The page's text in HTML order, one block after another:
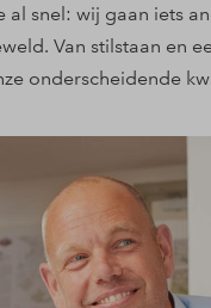
al snel: wij gaan iets
Van stilstaan en
onderscheidende